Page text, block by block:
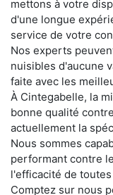
mettons à votre
d'une longue
service de votre
Nos experts
nuisibles d'aucune
faite avec les
À Cintegabelle, la
bonne qualité
actuellement la
Nous sommes
performant contre
l'efficacité de
Comptez sur nous